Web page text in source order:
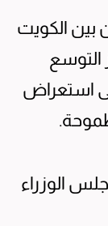
بين الكويت
التوسع
استعراض
الوزراء